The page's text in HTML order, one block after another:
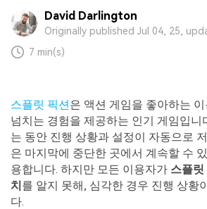
David Darlington
Originally published Jul 04, 25,
7 min(s)
스플릿 픽션은 액션 게임을 좋아하는
넘치는 경험을 제공하는 인기 게임입니
는 동안 진행 상황과 설정이 자동으로
은 마지막에 중단한 곳에서 계속할 수
용합니다. 하지만 모든 이용자가 스플릿
치를 알지 못해, 심각한 경우 진행 상황
다.